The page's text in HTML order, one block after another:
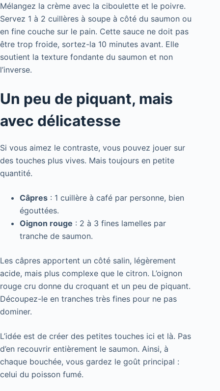
Mélangez la crème avec la ciboulette et le poivre.
Servez 1 à 2 cuillères à soupe à côté du saumon ou
en fine couche sur le pain. Cette sauce ne doit pas
être trop froide, sortez-la 10 minutes avant. Elle
soutient la texture fondante du saumon et non
l’inverse.
Un peu de piquant, mais
avec délicatesse
Si vous aimez le contraste, vous pouvez jouer sur
des touches plus vives. Mais toujours en petite
quantité.
Câpres : 1 cuillère à café par personne, bien
égouttées.
Oignon rouge : 2 à 3 fines lamelles par
tranche de saumon.
Les câpres apportent un côté salin, légèrement
acide, mais plus complexe que le citron. L’oignon
rouge cru donne du croquant et un peu de piquant.
Découpez-le en tranches très fines pour ne pas
dominer.
L’idée est de créer des petites touches ici et là. Pas
d’en recouvrir entièrement le saumon. Ainsi, à
chaque bouchée, vous gardez le goût principal :
celui du poisson fumé.